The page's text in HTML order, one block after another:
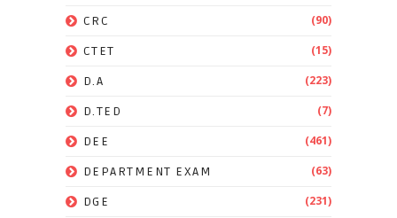
CRC (90)
CTET (15)
D.A (223)
D.TED (7)
DEE (461)
DEPARTMENT EXAM (63)
DGE (231)